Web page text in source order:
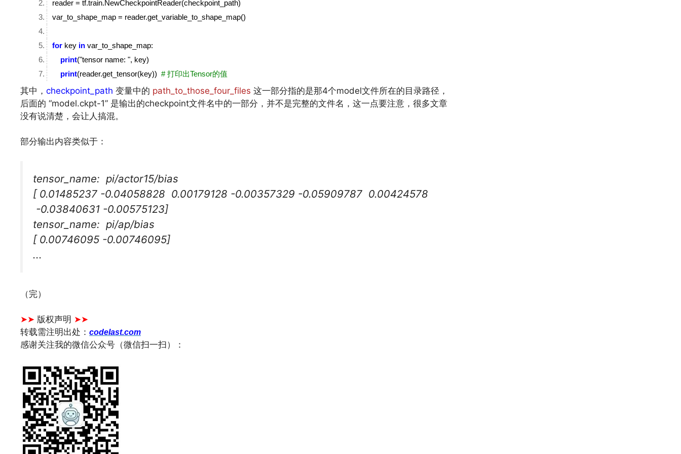
reader = tf.train.NewCheckpointReader(checkpoint_path)
var_to_shape_map = reader.get_variable_to_shape_map()
for key in var_to_shape_map:
print("tensor name: ", key)
print(reader.get_tensor(key)) # 打印出Tensor的值
其中， checkpoint_path 变量中的 path_to_those_four_files 这一部分指的是那4个model文件所在的目录路径，
后面的 “model.ckpt-1” 是输出的checkpoint文件名中的一部分，并不是完整的文件名，这一点要注意，很多文章
没有说清楚，会让人搞混。
部分输出内容类似于：
tensor_name: pi/actor15/bias
[ 0.01485237 -0.04058828 0.00179128 -0.00357329 -0.05909787 0.00424578
-0.03840631 -0.00575123]
tensor_name: pi/ap/bias
[ 0.00746095 -0.00746095]
...
（完）
➤➤ 版权声明 ➤➤
转载需注明出处： codelast.com
感谢关注我的微信公众号（微信扫一扫）：